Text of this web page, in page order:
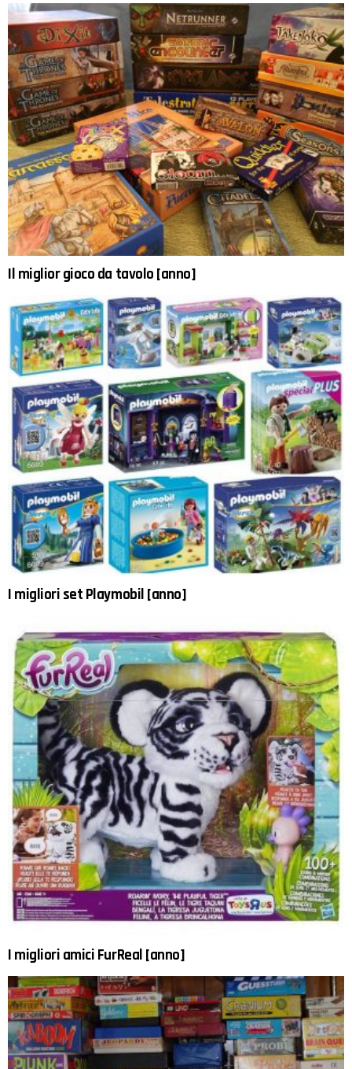
Il miglior gioco da tavolo [anno]
I migliori set Playmobil [anno]
I migliori amici FurReal [anno]